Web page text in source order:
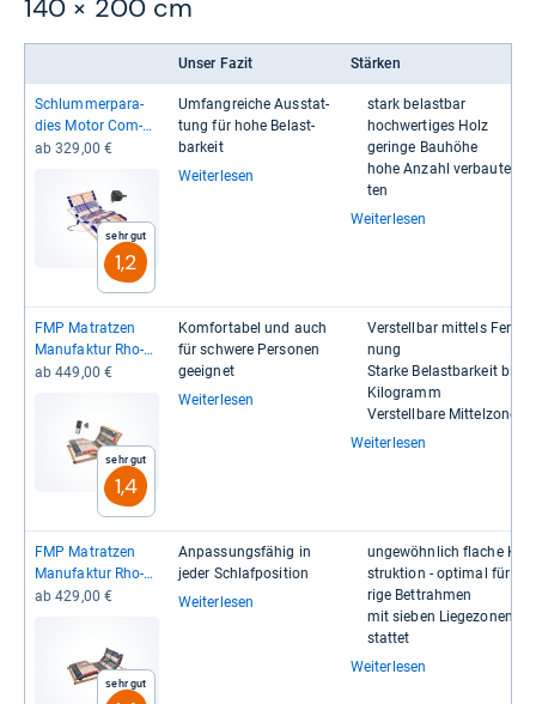
140 × 200 cm
Unser Fazit Stärken
Schlum­mer­pa­ra­
dies Motor Com­
fort 44
ab 329,00 €
Sehr gut
1,2
Umfang­rei­che Aus­stat­
tung für hohe Belast­
bar­keit
Weiterlesen
stark belast­bar
hoch­wer­ti­ges Holz
geringe Bau­höhe
hohe Anzahl ver­bau­ter
ten
Weiterlesen
FMP Matrat­zen
Manu­fak­tur Rho­
dos EL-​FU
ab 449,00 €
Sehr gut
1,4
Kom­for­ta­bel und auch
für schwere Per­so­nen
geeig­net
Weiterlesen
Ver­stell­bar mit­tels
nung
Starke Belast­bar­keit bis
Kilo­gramm
Ver­stell­bare Mit­tel­zone
Weiterlesen
FMP Matrat­zen
Manu­fak­tur Rho­
dos Eco­Move EL
ab 429,00 €
Sehr gut
Anpas­sungs­fä­hig in
jeder Schlaf­po­si­tion
Weiterlesen
unge­wöhn­lich fla­che
struk­tion -​​ opti­mal für
rige Bett­rah­men
mit sie­ben Lie­ge­zo­nen
stat­tet
Weiterlesen